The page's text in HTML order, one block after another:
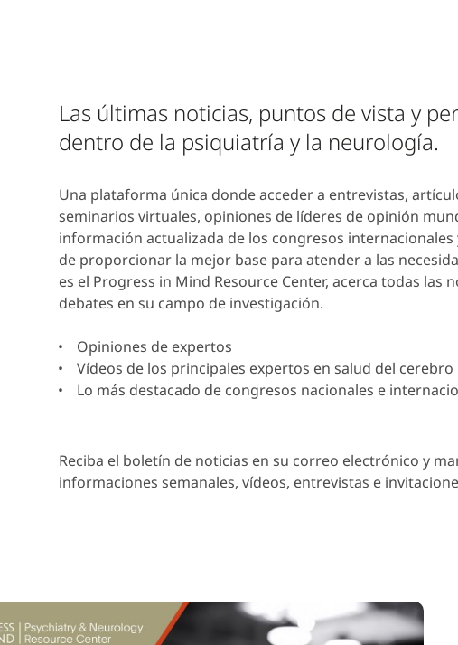
Las últimas noticias, puntos de vista y
dentro de la psiquiatría y la neurología.
Una plataforma única donde acceder a entrevistas,
seminarios virtuales, opiniones de líderes de opinión
información actualizada de los congresos internacionales
de proporcionar la mejor base para atender a las
es el Progress in Mind Resource Center, acerca todas las
debates en su campo de investigación.
Opiniones de expertos
Vídeos de los principales expertos en salud del cerebro
Lo más destacado de congresos nacionales e
Reciba el boletín de noticias en su correo electrónico y
informaciones semanales, vídeos, entrevistas e